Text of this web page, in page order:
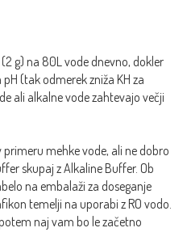
g) na 80L vode dnevno, dokler
(tak odmerek zniža KH za
ali alkalne vode zahtevajo večji
mehke vode, ali ne dobro
skupaj z Alkaline Buffer. Ob
na embalaži za doseganje
temelji na uporabi z RO vodo.
naj vam bo le začetno